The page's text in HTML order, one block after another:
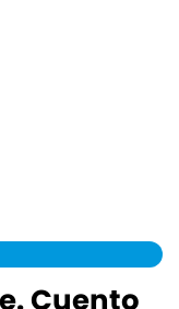
Cuento